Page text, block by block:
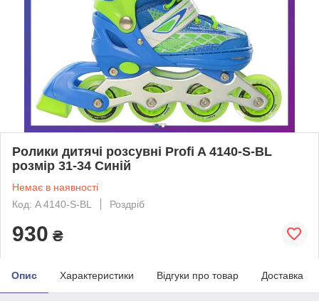
Ролики дитячі розсувні Profi A 4140-S-BL
розмір 31-34 Синій
Немає в наявності
Код: A 4140-S-BL
Роздріб
930 ₴
Опис Характеристики Відгуки про товар Доставка